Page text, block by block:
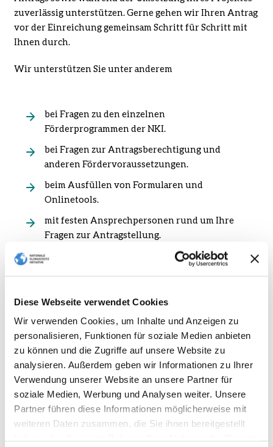
Diese Webseite verwendet Cookies
Wir verwenden Cookies, um Inhalte und Anzeigen zu
personalisieren, Funktionen für soziale Medien anbieten
zu können und die Zugriffe auf unsere Website zu
analysieren. Außerdem geben wir Informationen zu Ihrer
Verwendung unserer Website an unsere Partner für
soziale Medien, Werbung und Analysen weiter. Unsere
Partner führen diese Informationen möglicherweise mit
weiteren Daten zusammen, die Sie ihnen bereitgestellt
zuverlässig unterstützen. Gerne gehen wir Ihren Antrag
vor der Einreichung gemeinsam Schritt für Schritt mit
Ihnen durch.
Wir unterstützen Sie unter anderem
bei Fragen zu den einzelnen
Förderprogrammen der NKI.
bei Fragen zur Antragsberechtigung und
anderen Fördervoraussetzungen.
beim Ausfüllen von Formularen und
Onlinetools.
mit festen Ansprechpersonen rund um Ihre
Fragen zur Antragstellung.
bei Fragen zur Durchführung Ihres Projekts,
zum Beispiel zu förderfähigen Ausgaben,
bei Änderungen oder Herausforderungen im
laufenden Projekt.
beim Erstellen und Einreichen von
Verwendungsnachweisen.